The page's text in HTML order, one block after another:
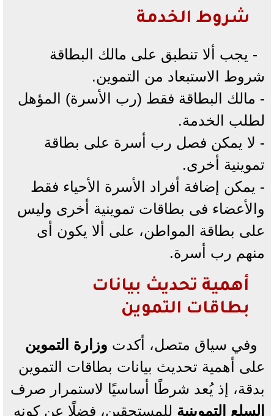
شروط الخدمة
- يجب ألا تنطبق على مالك البطاقة
شروط الاستبعاد من التموين.
- مالك البطاقة فقط (رب الأسرة) المؤهل
لطلب الخدمة.
- لا يمكن فصل رب أسرة على بطاقة
تموينية أخرى.
- يمكن إضافة أفراد الأسرة الأحياء فقط
والأعضاء فى بطاقات تموينية أخرى وليس
على بطاقة المواطن، على ألا يكون أى
منهم رب أسرة.
أهمية تحديث بيانات
بطاقات التموين
وفي سياق متصل، أكدت وزارة التموين
على أهمية تحديث بيانات بطاقات التموين
بدقة، إذ يُعد شرطًا أساسيًا لاستمرار صرف
السلع التموينية للمستحقين، فضلًا عن كونه